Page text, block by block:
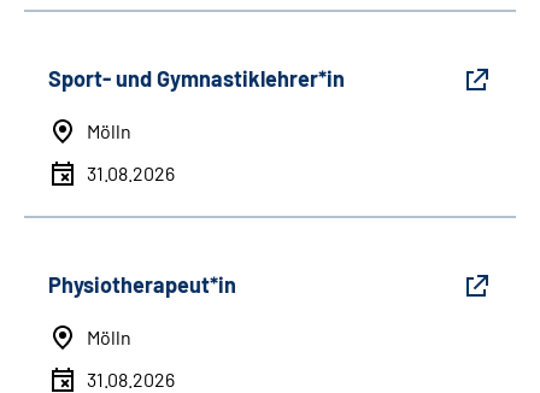
Sport- und Gymnastiklehrer*in
Mölln
31.08.2026
Physiotherapeut*in
Mölln
31.08.2026